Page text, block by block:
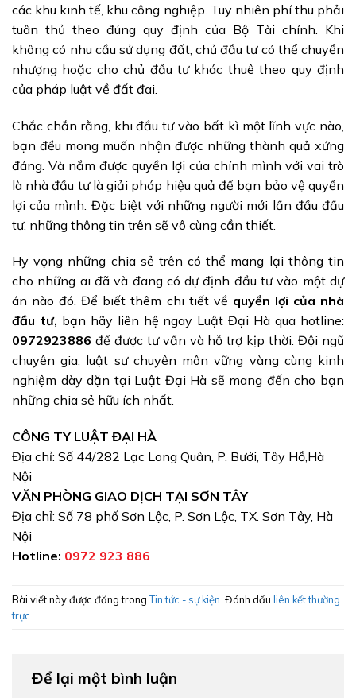
các khu kinh tế, khu công nghiệp. Tuy nhiên phí thu phải
tuân thủ theo đúng quy định của Bộ Tài chính. Khi
không có nhu cầu sử dụng đất, chủ đầu tư có thể chuyển
nhượng hoặc cho chủ đầu tư khác thuê theo quy định
của pháp luật về đất đai.
Chắc chắn rằng, khi đầu tư vào bất kì một lĩnh vực nào,
bạn đều mong muốn nhận được những thành quả xứng
đáng. Và nắm được quyền lợi của chính mình với vai trò
là nhà đầu tư là giải pháp hiệu quả để bạn bảo vệ quyền
lợi của mình. Đặc biệt với những người mới lần đầu đầu
tư, những thông tin trên sẽ vô cùng cần thiết.
Hy vọng những chia sẻ trên có thể mang lại thông tin
cho những ai đã và đang có dự định đầu tư vào một dự
án nào đó. Để biết thêm chi tiết về quyền lợi của nhà
đầu tư, bạn hãy liên hệ ngay Luật Đại Hà qua hotline:
0972923886 để được tư vấn và hỗ trợ kịp thời. Đội ngũ
chuyên gia, luật sư chuyên môn vững vàng cùng kinh
nghiệm dày dặn tại Luật Đại Hà sẽ mang đến cho bạn
những chia sẻ hữu ích nhất.
CÔNG TY LUẬT ĐẠI HÀ
Địa chỉ: Số 44/282 Lạc Long Quân, P. Bưởi, Tây Hồ,Hà
Nội
VĂN PHÒNG GIAO DỊCH TẠI SƠN TÂY
Địa chỉ: Số 78 phố Sơn Lộc, P. Sơn Lộc, TX. Sơn Tây, Hà
Nội
Hotline: 0972 923 886
Bài viết này được đăng trongTin tức - sự kiện . Đánh dấu liên kết thường
trực
Để lại một bình luận